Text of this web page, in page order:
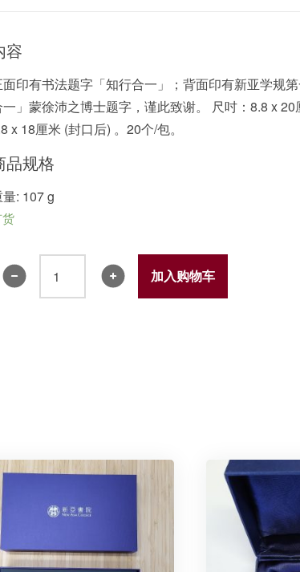
容
面印有书法题字「知行合一」；背面印有新亚学规
」蒙徐沛之博士题字，谨此致谢。 尺吋：8.8 x 20
x 18厘米 (封口后) 。20个/包。
品规格
: 107 g
一
色)
加入购物车